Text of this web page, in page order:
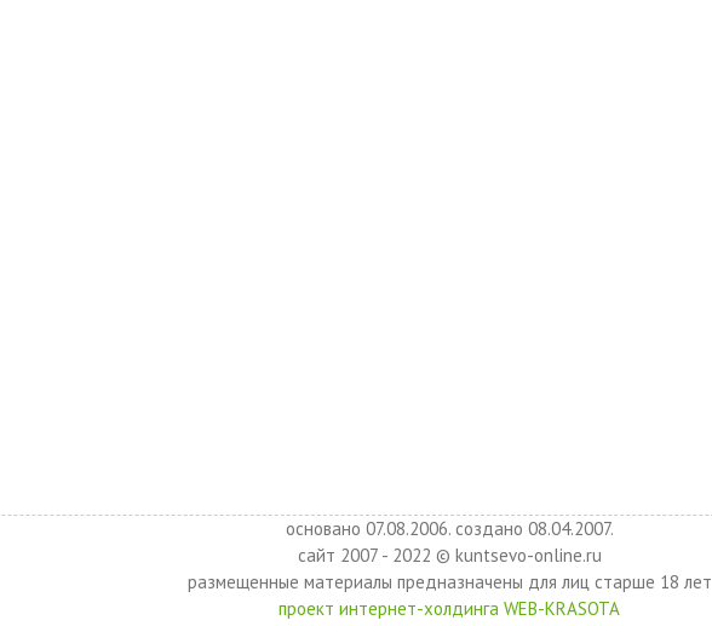
основано 07.08.2006. создано 08.04.2007.
сайт 2007 - 2022 © kuntsevo-online.ru
размещенные материалы предназначены для лиц старше 18 лет
проект интернет-холдинга WEB-KRASOTA